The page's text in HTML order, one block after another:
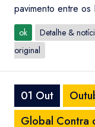
pavimento entre
ok
Detalhe &
original
01 Out
Global Contra